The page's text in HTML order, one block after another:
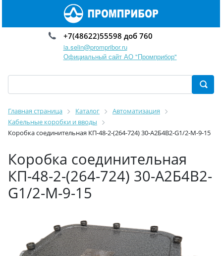
+7(48622)55598 доб 760
ia.selin@prompribor.ru
Официальный сайт АО "Промприбор"
Главная страница Каталог
Автоматизация
Кабельные коробки и вводы
Коробка соединительная КП-48-2-(264-724) 30-А2Б4В2-G1/2-М-9-15
Коробка соединительная
КП-48-2-(264-724) 30-А2Б4В2-
G1/2-М-9-15